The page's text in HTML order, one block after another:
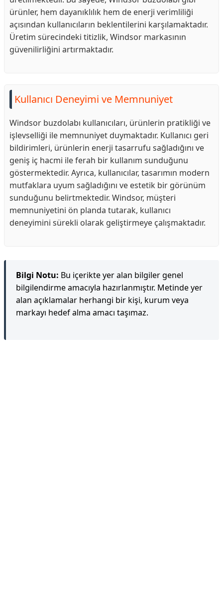
ürünler, hem dayanıklılık hem de enerji verimliliği
açısından kullanıcıların beklentilerini karşılamaktadır.
Üretim sürecindeki titizlik, Windsor markasının
güvenilirliğini artırmaktadır.
Kullanıcı Deneyimi ve Memnuniyet
Windsor buzdolabı kullanıcıları, ürünlerin pratikliği ve
işlevselliği ile memnuniyet duymaktadır. Kullanıcı geri
bildirimleri, ürünlerin enerji tasarrufu sağladığını ve
geniş iç hacmi ile ferah bir kullanım sunduğunu
göstermektedir. Ayrıca, kullanıcılar, tasarımın modern
mutfaklara uyum sağladığını ve estetik bir görünüm
sunduğunu belirtmektedir. Windsor, müşteri
memnuniyetini ön planda tutarak, kullanıcı
deneyimini sürekli olarak geliştirmeye çalışmaktadır.
Bilgi Notu: Bu içerikte yer alan bilgiler genel
bilgilendirme amacıyla hazırlanmıştır. Metinde yer
alan açıklamalar herhangi bir kişi, kurum veya
markayı hedef alma amacı taşımaz.